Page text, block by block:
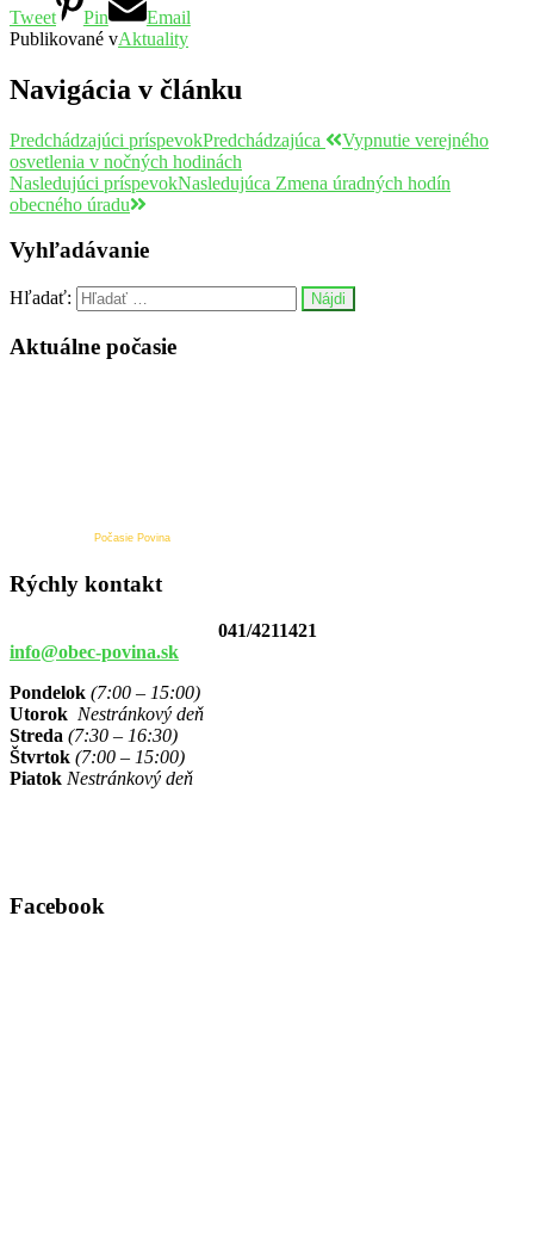
Tweet Pin
Email
Publikované vAktuality
Navigácia v článku
Predchádzajúci príspevokPredchádzajúca
Vypnutie verejného
osvetlenia v nočných hodinách
Nasledujúci príspevokNasledujúca Zmena úradných hodín
obecného úradu
Vyhľadávanie
Hľadať:
Aktuálne počasie
Počasie Povina
Rýchly kontakt
041/4211421
info@obec-povina.sk
Pondelok (7:00 – 15:00)
Utorok Nestránkový deň
Streda (7:30 – 16:30)
Štvrtok (7:00 – 15:00)
Piatok Nestránkový deň
Facebook